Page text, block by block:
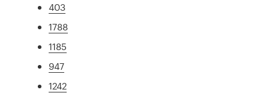
403
1788
1185
947
1242